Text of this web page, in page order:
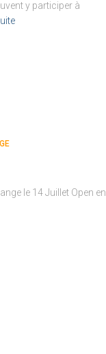
y participer à
le 14 Juillet Open en